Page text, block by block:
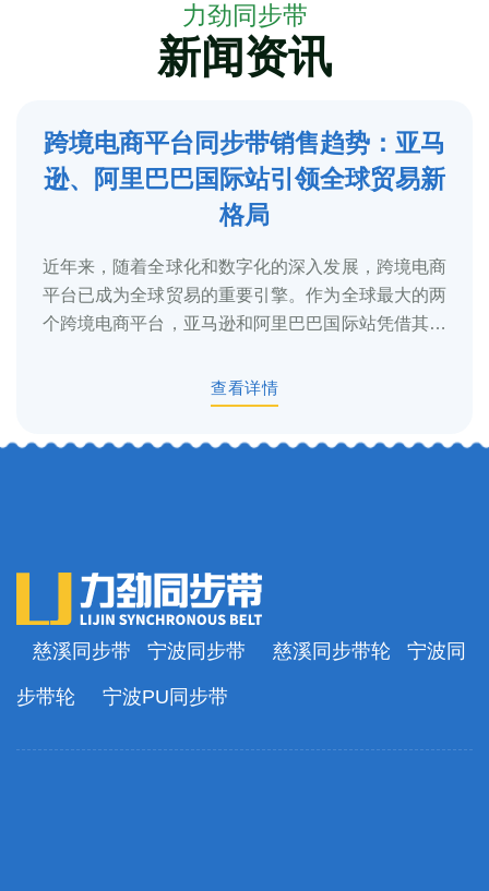
力劲同步带
新闻资讯
5
2025-3
跨境电商平台同步带销售趋势：亚马
逊、阿里巴巴国际站引领全球贸易新
格局
近年来，随着全球化和数字化的深入发展，跨境电商
平台已成为全球贸易的重要引擎。作为全球最大的两
个跨境电商平台，亚马逊和阿里巴巴国际站凭借其庞
查看详情
慈溪同步带 宁波同步带 慈溪同步带轮 宁波同
步带轮 宁波PU同步带